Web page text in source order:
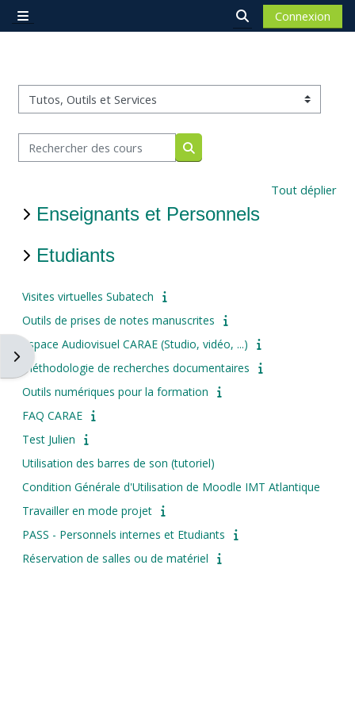
Passer au contenu principal
Panneau latéral
Activer/désactiver
Connexion
Ouvrir le tiroir des blocs
Catégories de cours
Rechercher des cours
Rechercher des cours
Tout déplier
Enseignants et Personnels
Etudiants
Visites virtuelles Subatech
Outils de prises de notes manuscrites
Espace Audiovisuel CARAE (Studio, vidéo, ...)
Méthodologie de recherches documentaires
Outils numériques pour la formation
FAQ CARAE
Test Julien
Utilisation des barres de son (tutoriel)
Condition Générale d'Utilisation de Moodle IMT Atlantique
Travailler en mode projet
PASS - Personnels internes et Etudiants
Réservation de salles ou de matériel